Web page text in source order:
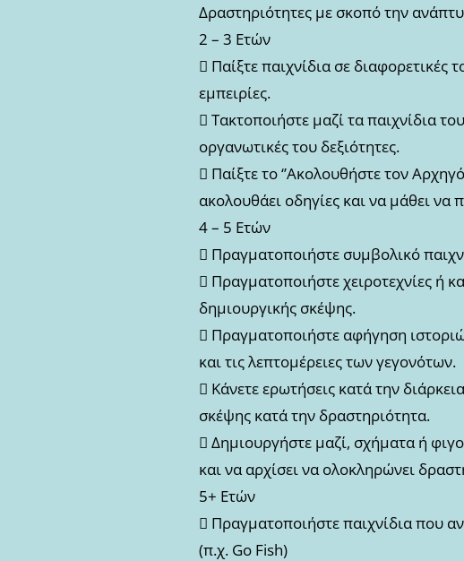
Δραστηριότητες με σκοπό την
2 – 3 Ετών
 Παίξτε παιχνίδια σε
εμπειρίες.
 Τακτοποιήστε μαζί τα παιχνίδια
οργανωτικές του δεξιότητες.
 Παίξτε το ‘’Ακολουθήστε τον
ακολουθάει οδηγίες και να μάθει να
4 – 5 Ετών
 Πραγματοποιήστε συμβολικό
 Πραγματοποιήστε χειροτεχνίες ή
δημιουργικής σκέψης.
 Πραγματοποιήστε αφήγηση
και τις λεπτομέρειες των γεγονότων.
 Κάνετε ερωτήσεις κατά την
σκέψης κατά την δραστηριότητα.
 Δημιουργήστε μαζί, σχήματα ή
και να αρχίσει να ολοκληρώνει
5+ Ετών
 Πραγματοποιήστε παιχνίδια που
(π.χ. Go Fish)